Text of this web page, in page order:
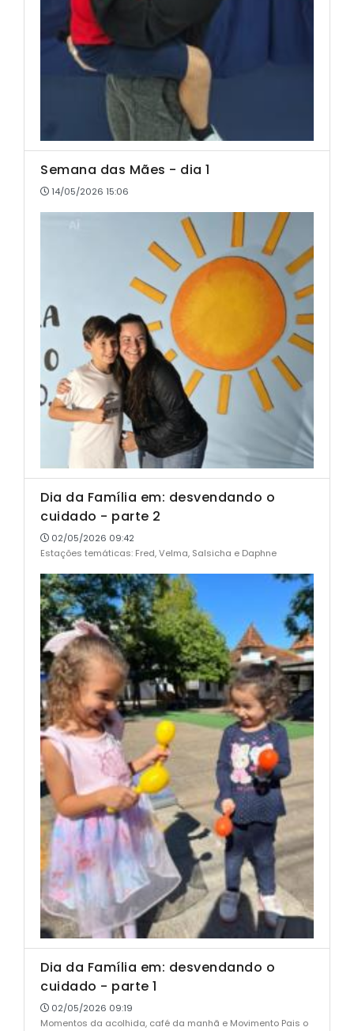
Semana das Mães - dia 1
14/05/2026 15:06
Dia da Família em: desvendando o
cuidado - parte 2
02/05/2026 09:42
Estações temáticas: Fred, Velma, Salsicha e Daphne
Dia da Família em: desvendando o
cuidado - parte 1
02/05/2026 09:19
Momentos da acolhida, café da manhã e Movimento Pais o